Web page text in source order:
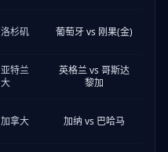
洛杉矶 葡萄牙 vs 刚果(金)
亚特兰
大
英格兰 vs 哥斯达
黎加
加拿大 加纳 vs 巴哈马